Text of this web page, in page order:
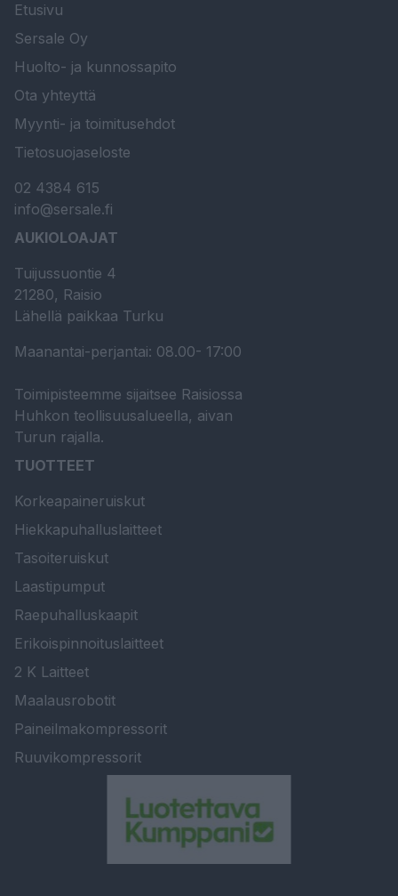
Etusivu
Sersale Oy
Huolto- ja kunnossapito
Ota yhteyttä
Myynti- ja toimitusehdot
Tietosuojaseloste
02 4384 615
info@sersale.fi
AUKIOLOAJAT
Tuijussuontie 4
21280, Raisio
Lähellä paikkaa Turku
Maanantai-perjantai: 08.00- 17:00
Toimipisteemme sijaitsee Raisiossa
Huhkon teollisuusalueella, aivan
Turun rajalla.
TUOTTEET
Korkeapaineruiskut
Hiekkapuhalluslaitteet
Tasoiteruiskut
Laastipumput
Raepuhalluskaapit
Erikoispinnoituslaitteet
2 K Laitteet
Maalausrobotit
Paineilmakompressorit
Ruuvikompressorit